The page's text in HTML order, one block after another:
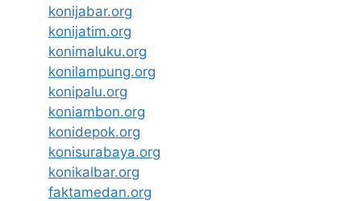
konijabar.org
konijatim.org
konimaluku.org
konilampung.org
konipalu.org
koniambon.org
konidepok.org
konisurabaya.org
konikalbar.org
faktamedan.org